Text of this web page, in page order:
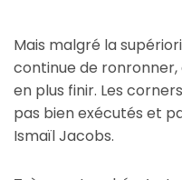
Mais malgré la
continue de
en plus finir. Les
pas bien exécutés et
Ismaïl Jacobs.